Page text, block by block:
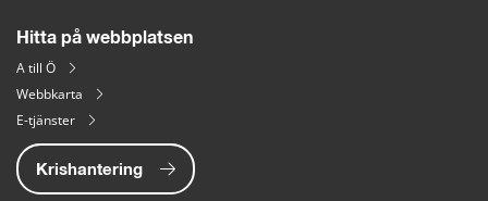
Hitta på webbplatsen
A till Ö
Webbkarta
E-tjänster
Krishantering